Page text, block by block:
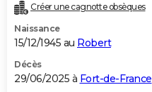
Créer une cagnotte obsèques
Naissance
15/12/1945 au Robert
Décès
29/06/2025 à Fort-de-France